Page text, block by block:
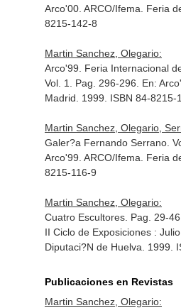
Arco'00. ARCO/Ifema. Feria
8215-142-8
Martin Sanchez, Olegario:
Arco'99. Feria Internacional
Vol. 1. Pag. 296-296. En:
Madrid. 1999. ISBN 84-8215-
Martin Sanchez, Olegario,
Galer?a Fernando Serrano.
Arco'99 . ARCO/Ifema. Feria
8215-116-9
Martin Sanchez, Olegario:
Cuatro Escultores. Pag. 29-46.
II Ciclo de Exposiciones :
Diputaci?N de Huelva. 1999.
Publicaciones en Revistas
Martin Sanchez, Olegario: